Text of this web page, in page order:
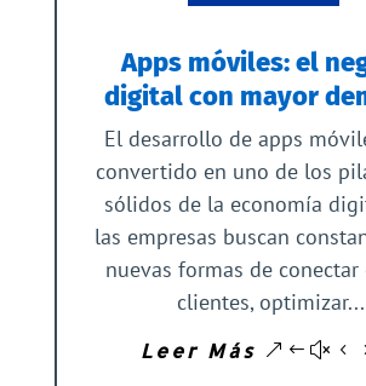
Apps móviles: el
digital con mayor
El desarrollo de apps
convertido en uno de los
sólidos de la economía
las empresas buscan
nuevas formas de conectar
clientes, optimizar...
Leer Más